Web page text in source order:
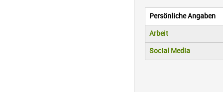
Vertikale
Persönliche Angaben
(aktiver Reiter)
Arbeit
Social Media